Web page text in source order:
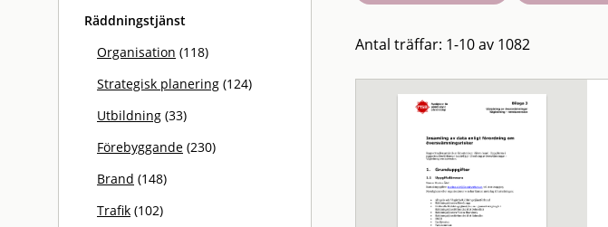
Räddningstjänst
Organisation (118)
Strategisk planering (124)
Utbildning (33)
Förebyggande (230)
Brand (148)
Trafik (102)
Antal träffar: 1-10 av 1082